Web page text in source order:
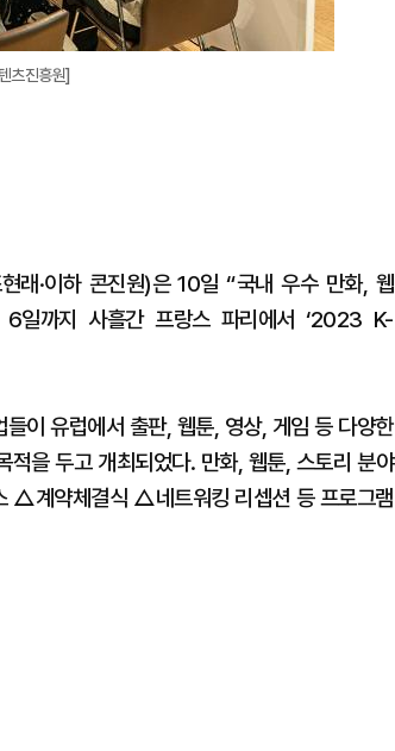
츠진흥원]
래·이하 콘진원)은 10일 “국내 우수 만화, 웹
일까지 사흘간 프랑스 파리에서 ‘2023 K-
이 유럽에서 출판, 웹툰, 영상, 게임 등 다양한
적을 두고 개최되었다. 만화, 웹툰, 스토리 분야
△계약체결식 △네트워킹 리셉션 등 프로그램